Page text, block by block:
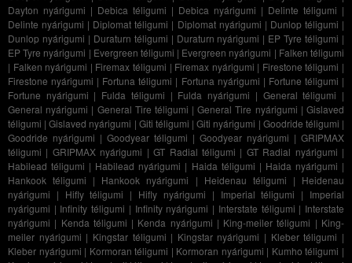
Dayton nyárigumi | Debica téligumi | Debica nyárigumi | Delinte téligumi |
Delinte nyárigumi | Diplomat téligumi | Diplomat nyárigumi | Dunlop téligumi |
Dunlop nyárigumi | Duraturn téligumi | Duraturn nyárigumi | EP Tyre téligumi |
EP Tyre nyárigumi | Evergreen téligumi | Evergreen nyárigumi | Falken téligumi
| Falken nyárigumi | Firemax téligumi | Firemax nyárigumi | Firestone téligumi |
Firestone nyárigumi | Fortuna téligumi | Fortuna nyárigumi | Fortune téligumi |
Fortune nyárigumi | Fulda téligumi | Fulda nyárigumi | General téligumi |
General nyárigumi | General Tire téligumi |General Tire nyárigumi |Gislaved
téligumi |Gislaved nyárigumi | Giti téligumi |Giti nyárigumi | Goodride téligumi |
Goodride nyárigumi | Goodyear téligumi | Goodyear nyárigumi | GRIPMAX
téligumi | GRIPMAX nyárigumi |GT Radial téligumi | GT Radial nyárigumi |
Habilead téligumi | Habilead nyárigumi | Haida téligumi | Haida nyárigumi |
Hankook téligumi | Hankook nyárigumi | Heidenau téligumi | Heidenau
nyárigumi | Hifly téligumi | Hifly nyárigumi | Imperial téligumi | Imperial
nyárigumi | Infinity téligumi | Infinity nyárigumi | Interstate téligumi | Interstate
nyárigumi | Kenda téligumi | Kenda nyárigumi | King-meiler téligumi | King-
meiler nyárigumi | Kingstar téligumi | Kingstar nyárigumi | Kleber téligumi |
Kleber nyárigumi | Kormoran téligumi | Kormoran nyárigumi | Kumho téligumi |